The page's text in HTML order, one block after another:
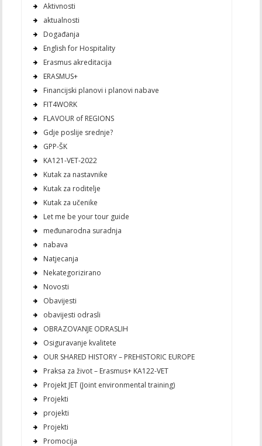
Aktivnosti
aktualnosti
Događanja
English for Hospitality
Erasmus akreditacija
ERASMUS+
Financijski planovi i planovi nabave
FIT4WORK
FLAVOUR of REGIONS
Gdje poslije srednje?
GPP-ŠK
KA121-VET-2022
Kutak za nastavnike
Kutak za roditelje
Kutak za učenike
Let me be your tour guide
međunarodna suradnja
nabava
Natjecanja
Nekategorizirano
Novosti
Obavijesti
obavijesti odrasli
OBRAZOVANJE ODRASLIH
Osiguravanje kvalitete
OUR SHARED HISTORY – PREHISTORIC EUROPE
Praksa za život – Erasmus+ KA122-VET
Projekt JET (Joint environmental training)
Projekti
projekti
Projekti
Promocija